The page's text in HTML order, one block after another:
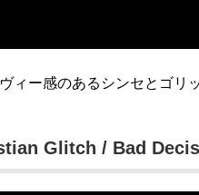
ィー感のあるシンセとゴリ
Glitch / Bad